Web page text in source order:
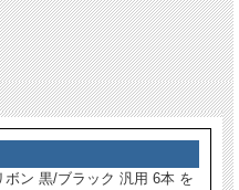
ボン 黒/ブラック 汎用 6本 を